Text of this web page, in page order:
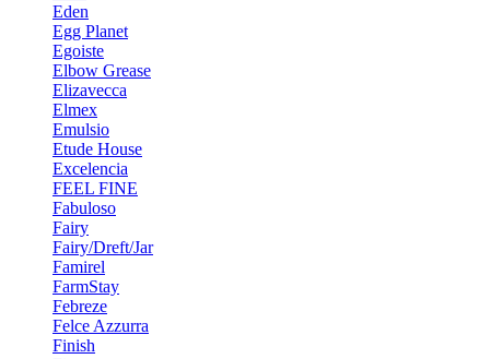
Eden
Egg Planet
Egoiste
Elbow Grease
Elizavecca
Elmex
Emulsio
Etude House
Excelencia
FEEL FINE
Fabuloso
Fairy
Fairy/Dreft/Jar
Famirel
FarmStay
Febreze
Felce Azzurra
Finish